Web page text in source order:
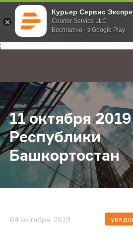
Курьер Сервис
Courier Service LLC
Бесплатно - в Google Play
;
Главная О компании Новости 11
11 октября
Республики
Башкортостан
04 октября, 2019